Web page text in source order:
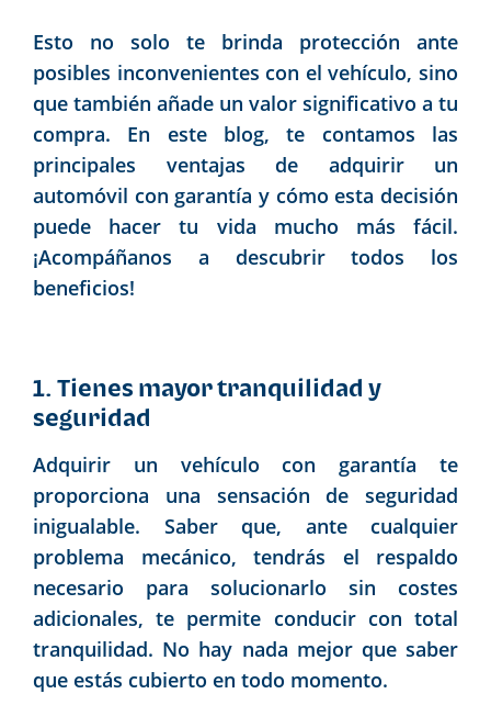
Esto no solo te brinda protección ante
posibles inconvenientes con el vehículo, sino
que también añade un valor significativo a tu
compra. En este blog, te contamos las
principales ventajas de adquirir un
automóvil con garantía y cómo esta decisión
puede hacer tu vida mucho más fácil.
¡Acompáñanos a descubrir todos los
beneficios!
1. Tienes mayor tranquilidad y
seguridad
Adquirir un vehículo con garantía te
proporciona una sensación de seguridad
inigualable. Saber que, ante cualquier
problema mecánico, tendrás el respaldo
necesario para solucionarlo sin costes
adicionales, te permite conducir con total
tranquilidad. No hay nada mejor que saber
que estás cubierto en todo momento.